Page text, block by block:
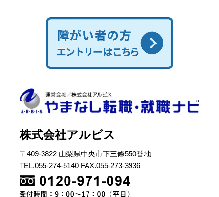
株式会社アルビス
〒409-3822 山梨県中央市下三條550番地
TEL.055-274-5140 FAX.055-273-3936